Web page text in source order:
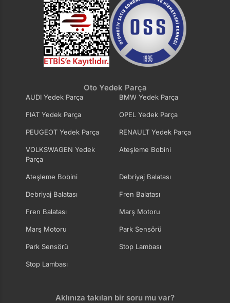
Oto Yedek Parça
AUDI Yedek Parça BMW Yedek Parça
FIAT Yedek Parça OPEL Yedek Parça
PEUGEOT Yedek Parça RENAULT Yedek Parça
VOLKSWAGEN Yedek
Parça
Ateşleme Bobini
Ateşleme Bobini Debriyaj Balatası
Debriyaj Balatası Fren Balatası
Fren Balatası Marş Motoru
Marş Motoru Park Sensörü
Park Sensörü Stop Lambası
Stop Lambası
Aklınıza takılan bir soru mu var?